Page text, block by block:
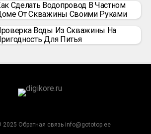
Сделать Водопровод В Частном
От Скважины Своими Руками
Воды Из Скважины На
Для Питья
2025 Обратная связь info@gototop.ee